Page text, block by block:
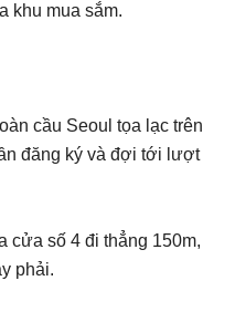
khu mua sắm.
cầu Seoul tọa lạc trên
đăng ký và đợi tới lượt
cửa số 4 đi thẳng 150m,
phải.